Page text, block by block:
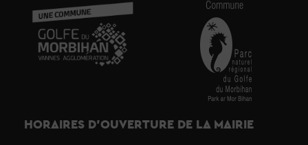
HORAIRES D’OUVERTURE DE LA MAIRIE